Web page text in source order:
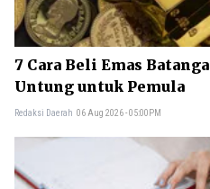
7 Cara Beli Emas
Untung untuk Pemula
Redaksi Daerah 06 Aug 2026 - 05:00PM